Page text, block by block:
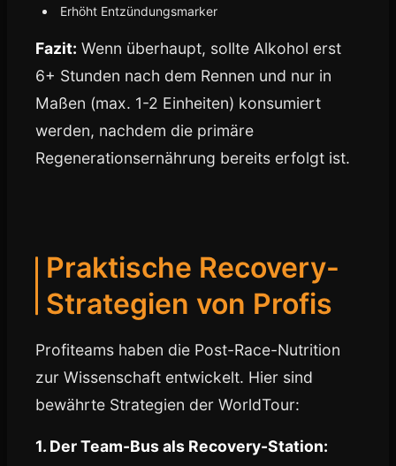
Erhöht Entzündungsmarker
Fazit: Wenn überhaupt, sollte Alkohol erst
6+ Stunden nach dem Rennen und nur in
Maßen (max. 1-2 Einheiten) konsumiert
werden, nachdem die primäre
Regenerationsernährung bereits erfolgt ist.
Praktische Recovery-
Strategien von Profis
Profiteams haben die Post-Race-Nutrition
zur Wissenschaft entwickelt. Hier sind
bewährte Strategien der WorldTour:
1. Der Team-Bus als Recovery-Station: